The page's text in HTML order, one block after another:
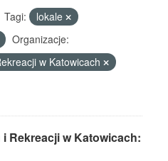
Tagi:
lokale
Organizacje:
w Katowicach
Rekreacji w Katowicach: